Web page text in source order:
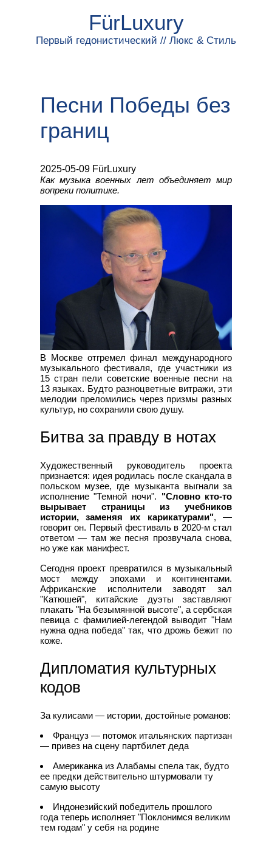
FürLuxury
Первый гедонистический // Люкс & Стиль
Песни Победы без
границ
2025-05-09 FürLuxury
Как музыка военных лет объединяет мир
вопреки политике.
В Москве отгремел финал международного
музыкального фестиваля, где участники из
15 стран пели советские военные песни на
13 языках. Будто разноцветные витражи, эти
мелодии преломились через призмы разных
культур, но сохранили свою душу.
Битва за правду в нотах
Художественный руководитель проекта
признается: идея родилась после скандала в
польском музее, где музыканта выгнали за
исполнение "Темной ночи". "Словно кто-то
вырывает страницы из учебников
истории, заменяя их карикатурами", —
говорит он. Первый фестиваль в 2020-м стал
ответом — там же песня прозвучала снова,
но уже как манифест.
Сегодня проект превратился в музыкальный
мост между эпохами и континентами.
Африканские исполнители заводят зал
"Катюшей", китайские дуэты заставляют
плакать "На безымянной высоте", а сербская
певица с фамилией-легендой выводит "Нам
нужна одна победа" так, что дрожь бежит по
коже.
Дипломатия культурных
кодов
За кулисами — истории, достойные романов:
Француз — потомок итальянских партизан
— привез на сцену партбилет деда
Американка из Алабамы спела так, будто
ее предки действительно штурмовали ту
самую высоту
Индонезийский победитель прошлого
года теперь исполняет "Поклонимся великим
тем годам" у себя на родине